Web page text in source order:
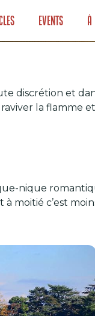
Events
discrétion et
la flamme
nique
moitié c’est